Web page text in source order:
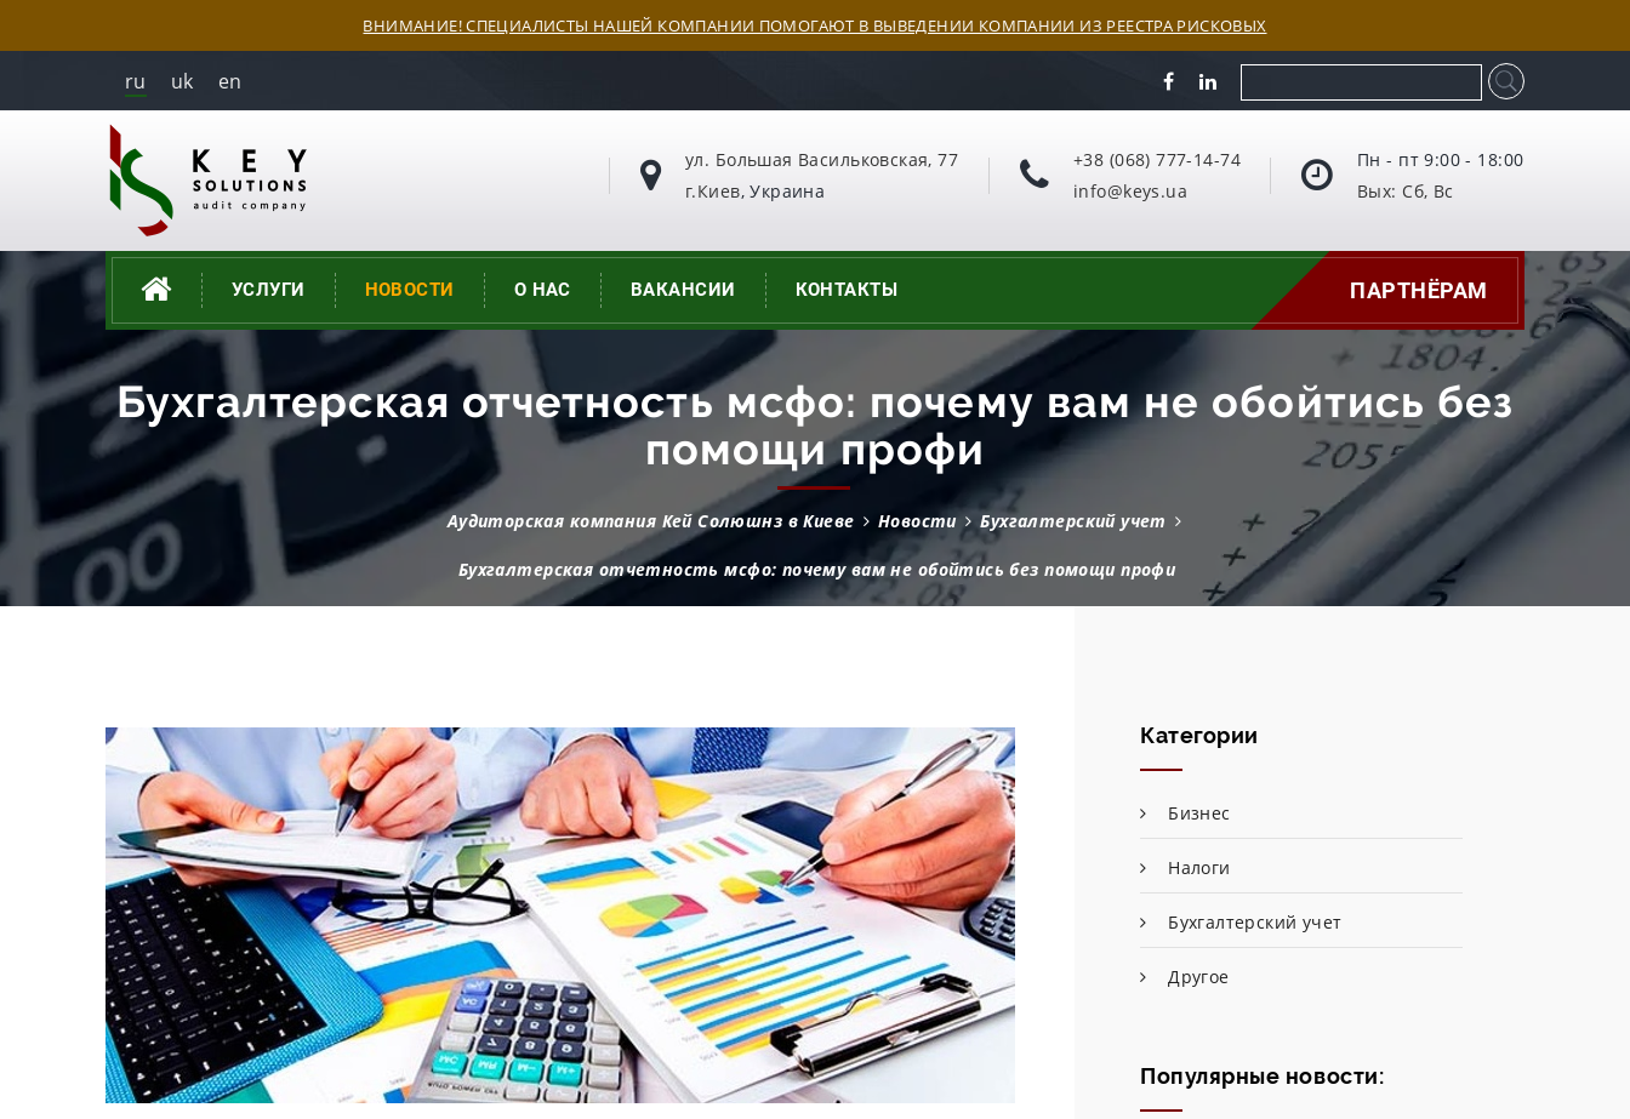
ВНИМАНИЕ! СПЕЦИАЛИСТЫ НАШЕЙ КОМПАНИИ ПОМОГАЮТ В ВЫВЕДЕНИИ КОМПАНИИ ИЗ РЕЕСТРА РИСКОВЫХ
ru uk en
ул. Большая Васильковская, 77
г.Киев, Украина
+38 (068) 777-14-74
info@keys.ua
Пн - пт 9:00 - 18:00
Вых: Сб, Вс
УСЛУГИ НОВОСТИ О НАС ВАКАНСИИ КОНТАКТЫ ПАРТНЁРАМ
Бухгалтерская отчетность мсфо: почему вам не обойтись без
помощи профи
Аудиторская компания Кей Солюшнз в Киеве Новости Бухгалтерский учет
Бухгалтерская отчетность мсфо: почему вам не обойтись без помощи профи
Категории
Бизнес
Налоги
Бухгалтерский учет
Другое
Популярные новости: